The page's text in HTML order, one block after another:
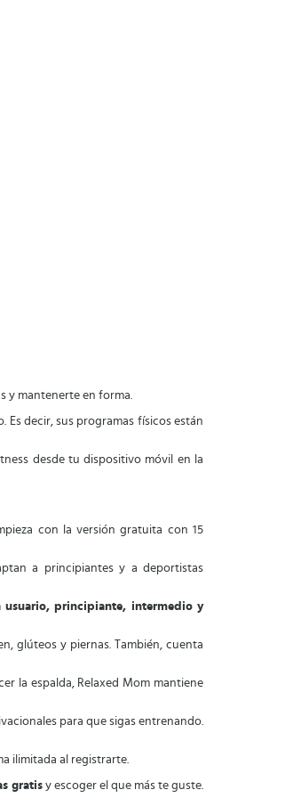
y mantenerte en forma.
Es decir, sus programas físicos están
desde tu dispositivo móvil en la
con la versión gratuita con 15
a principiantes y a deportistas
usuario, principiante, intermedio y
glúteos y piernas. También, cuenta
la espalda, Relaxed Mom mantiene
para que sigas entrenando.
ilimitada al registrarte.
gratisy escoger el que más te guste.